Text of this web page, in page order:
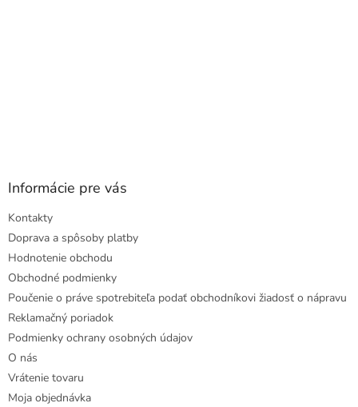
Informácie pre vás
Kontakty
Doprava a spôsoby platby
Hodnotenie obchodu
Obchodné podmienky
Poučenie o práve spotrebiteľa podať obchodníkovi žiadosť o nápravu
Reklamačný poriadok
Podmienky ochrany osobných údajov
O nás
Vrátenie tovaru
Moja objednávka